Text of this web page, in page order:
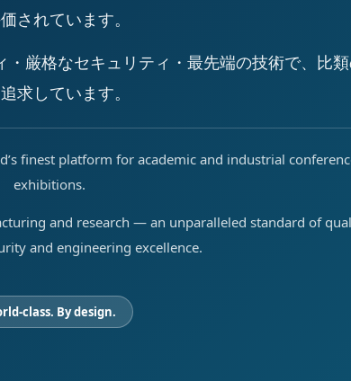
されています。
厳格なセキュリティ・最先端の技術で、比
求しています。
finest platform for academic and industrial
exhibitions.
and research — an unparalleled standard of
and engineering excellence.
class. By design.